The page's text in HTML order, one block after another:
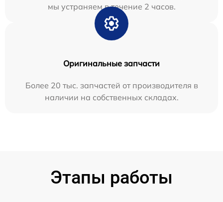
мы устраняем в течение 2 часов.
Оригинальные запчасти
Более 20 тыс. запчастей от производителя в
наличии на собственных складах.
Этапы работы